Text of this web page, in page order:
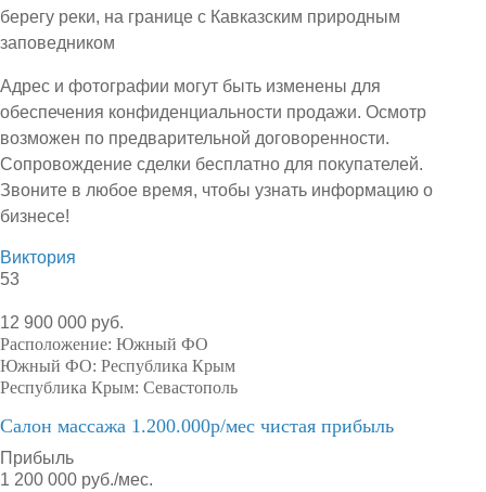
берегу реки, на границе с Кавказским природным
заповедником
Адрес и фотографии могут быть изменены для
обеспечения конфиденциальности продажи. Осмотр
возможен по предварительной договоренности.
Сопровождение сделки бесплатно для покупателей.
Звоните в любое время, чтобы узнать информацию о
бизнесе!
Виктория
53
12 900 000 руб.
Расположение: Южный ФО
Южный ФО: Республика Крым
Республика Крым: Севастополь
Салон массажа 1.200.000р/мес чистая прибыль
Прибыль
1 200 000 руб./мес.